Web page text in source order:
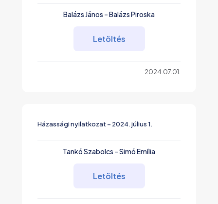
Balázs János – Balázs Piroska
Letöltés
2024.07.01.
Házassági nyilatkozat – 2024. július 1.
Tankó Szabolcs – Simó Emília
Letöltés